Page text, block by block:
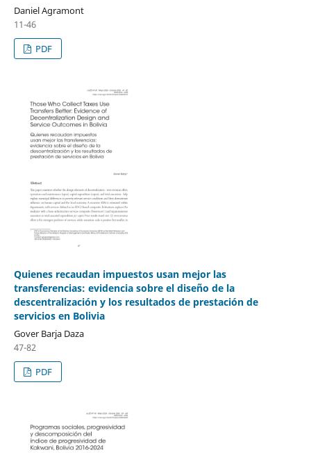
Daniel Agramont
11-46
PDF
Quienes recaudan impuestos usan mejor las
transferencias: evidencia sobre el diseño de la
descentralización y los resultados de prestación de
servicios en Bolivia
Gover Barja Daza
47-82
PDF